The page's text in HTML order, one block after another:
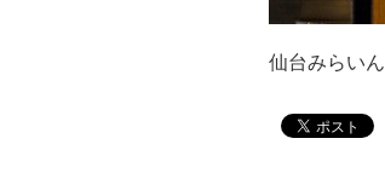
仙台みらい